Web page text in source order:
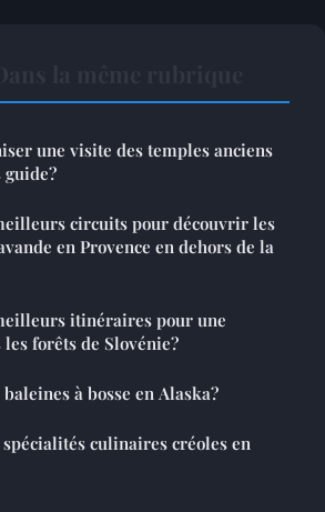
une visite des temples anciens
guide?
circuits pour découvrir les
en Provence en dehors de la
itinéraires pour une
forêts de Slovénie?
à bosse en Alaska?
culinaires créoles en